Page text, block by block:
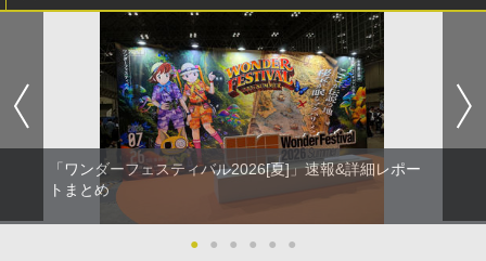
「ワンダーフェスティバル2026[夏]」速報&詳細レポー
トまとめ
● ● ● ● ● ●